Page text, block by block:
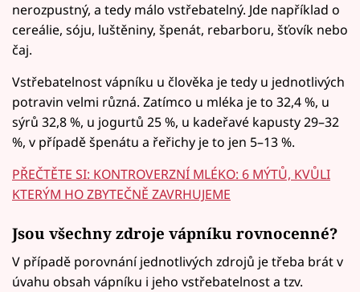
nerozpustný, a tedy málo vstřebatelný. Jde například o
cereálie, sóju, luštěniny, špenát, rebarboru, šťovík nebo
čaj.
Vstřebatelnost vápníku u člověka je tedy u jednotlivých
potravin velmi různá. Zatímco u mléka je to 32,4 %, u
sýrů 32,8 %, u jogurtů 25 %, u kadeřavé kapusty 29–32
%, v případě špenátu a řeřichy je to jen 5–13 %.
PŘEČTĚTE SI: KONTROVERZNÍ MLÉKO: 6 MÝTŮ, KVŮLI
KTERÝM HO ZBYTEČNĚ ZAVRHUJEME
Jsou všechny zdroje vápníku rovnocenné?
V případě porovnání jednotlivých zdrojů je třeba brát v
úvahu obsah vápníku i jeho vstřebatelnost a tzv.